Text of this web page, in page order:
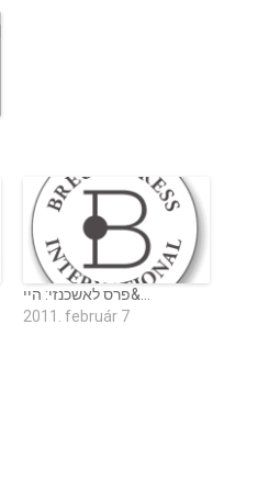
פרס לאשכנזי: היי&…
2011. február 7